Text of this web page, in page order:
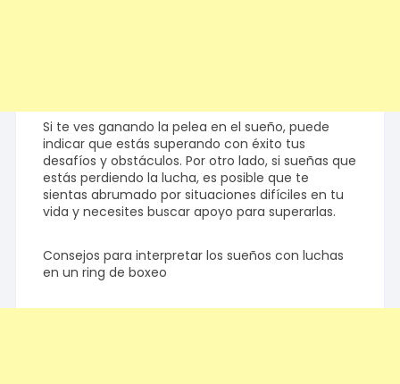
Si te ves ganando la pelea en el sueño, puede
indicar que estás superando con éxito tus
desafíos y obstáculos. Por otro lado, si sueñas que
estás perdiendo la lucha, es posible que te
sientas abrumado por situaciones difíciles en tu
vida y necesites buscar apoyo para superarlas.
Consejos para interpretar los sueños con luchas
en un ring de boxeo